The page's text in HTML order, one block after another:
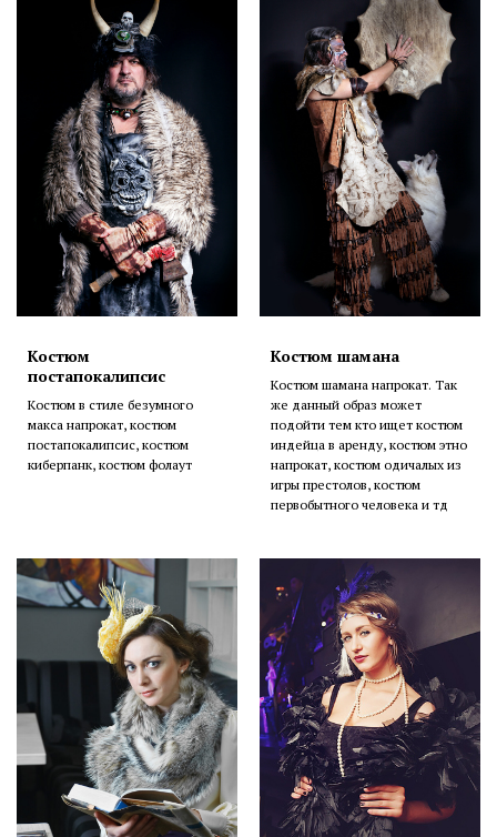
Костюм
постапокалипсис
Костюм в стиле безумного
макса напрокат, костюм
постапокалипсис, костюм
киберпанк, костюм фолаут
Костюм шамана
Костюм шамана напрокат. Так
же данный образ может
подойти тем кто ищет костюм
индейца в аренду, костюм этно
напрокат, костюм одичалых из
игры престолов, костюм
первобытного человека и тд